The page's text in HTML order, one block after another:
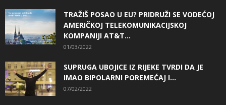
TRAŽIŠ POSAO U EU? PRIDRUŽI SE VODEĆOJ
AMERIČKOJ TELEKOMUNIKACIJSKOJ
KOMPANIJI AT&T...
01/03/2022
SUPRUGA UBOJICE IZ RIJEKE TVRDI DA JE
IMAO BIPOLARNI POREMEĆAJ I...
07/02/2022